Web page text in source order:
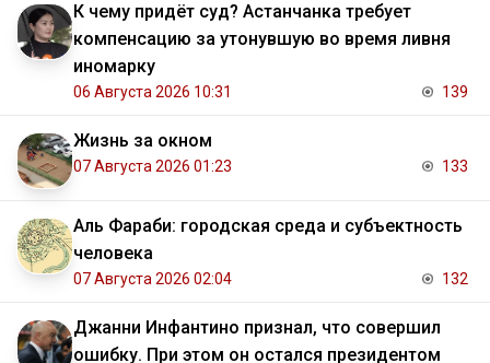
К чему придёт суд? Астанчанка требует
компенсацию за утонувшую во время ливня
иномарку
06 Августа 2026 10:31 139
Жизнь за окном
07 Августа 2026 01:23 133
Аль Фараби: городская среда и субъектность
человека
07 Августа 2026 02:04 132
Джанни Инфантино признал, что совершил
ошибку. При этом он остался президентом